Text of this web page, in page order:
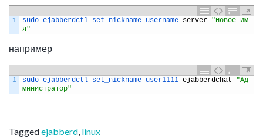
1 sudo ejabberdctl set_nickname username server "Новое Им
я"
например
1 sudo ejabberdctl set_nickname user1111 ejabberdchat
"Ад
министратор"
Taggedejabberd, linux